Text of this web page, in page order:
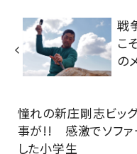
戦
こ
の
憧れの新庄剛志ビッ
事が!! 感激でソファ
した小学生